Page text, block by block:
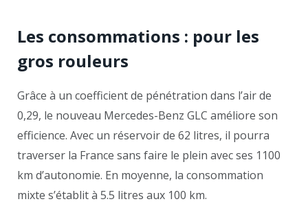
Les consommations : pour les
gros rouleurs
Grâce à un coefficient de pénétration dans l’air de
0,29, le nouveau Mercedes-Benz GLC améliore son
efficience. Avec un réservoir de 62 litres, il pourra
traverser la France sans faire le plein avec ses 1100
km d’autonomie. En moyenne, la consommation
mixte s’établit à 5.5 litres aux 100 km.